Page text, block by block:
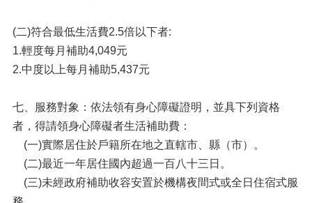
(二)符合最低生活費2.5倍以下者:
1.輕度每月補助4,049元
2.中度以上每月補助5,437元
七、服務對象：依法領有身心障礙證明，並具下列資格
者，得請領身心障礙者生活補助費：
(一)實際居住於戶籍所在地之直轄市、縣（市）。
(二)最近一年居住國內超過一百八十三日。
(三)未經政府補助收容安置於機構夜間式或全日住宿式服